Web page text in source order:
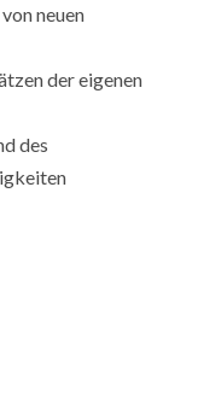
neuen
der eigenen
des